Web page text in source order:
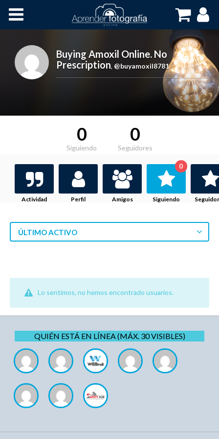
Cursos OnLine
Buying Amoxil Online. No
Prescription, @buyamoxil8781
0
Siguiendo
0
Seguidores
Actividad Perfil Amigos Siguiendo
0
ÚLTIMO ACTIVO
Lo sentimos, no hemos encontrado usuarios.
QUIÉN ESTÁ EN LÍNEA (MÁX. 30 VISIBLES)